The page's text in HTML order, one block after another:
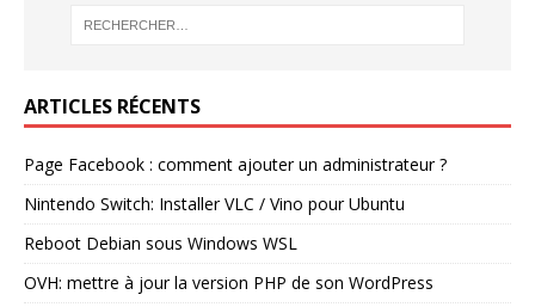
ARTICLES RÉCENTS
Page Facebook : comment ajouter un administrateur ?
Nintendo Switch: Installer VLC / Vino pour Ubuntu
Reboot Debian sous Windows WSL
OVH: mettre à jour la version PHP de son WordPress